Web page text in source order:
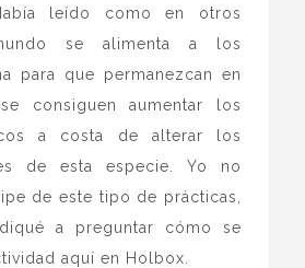
leído como en otros
se alimenta a los
para que permanezcan en
consiguen aumentar los
a costa de alterar los
de esta especie. Yo no
de este tipo de prácticas,
a preguntar cómo se
aquí en Holbox.